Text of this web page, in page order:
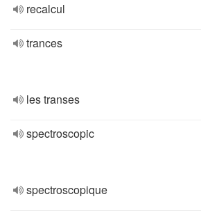
recalcul
trances
les transes
spectroscopic
spectroscopique